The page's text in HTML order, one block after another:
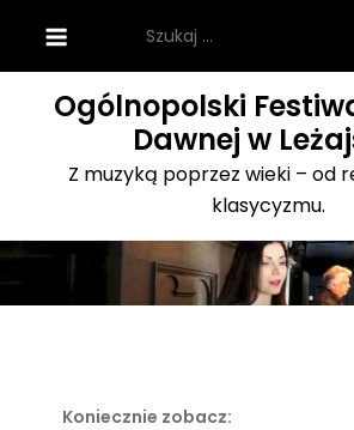
content
Ogólnopolski
Dawnej w
Z muzyką poprzez wieki – od
klasycyzmu.
Koniecznie zobacz: